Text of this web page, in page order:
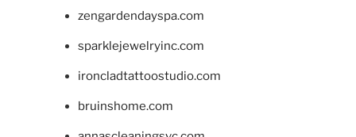
zengardendayspa.com
sparklejewelryinc.com
ironcladtattoostudio.com
bruinshome.com